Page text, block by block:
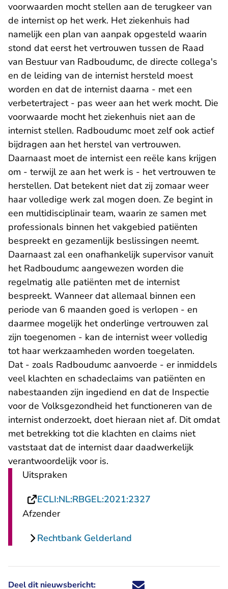
voorwaarden mocht stellen aan de terugkeer van
de internist op het werk. Het ziekenhuis had
namelijk een plan van aanpak opgesteld waarin
stond dat eerst het vertrouwen tussen de Raad
van Bestuur van Radboudumc, de directe collega's
en de leiding van de internist hersteld moest
worden en dat de internist daarna - met een
verbetertraject - pas weer aan het werk mocht. Die
voorwaarde mocht het ziekenhuis niet aan de
internist stellen. Radboudumc moet zelf ook actief
bijdragen aan het herstel van vertrouwen.
Daarnaast moet de internist een reële kans krijgen
om - terwijl ze aan het werk is - het vertrouwen te
herstellen. Dat betekent niet dat zij zomaar weer
haar volledige werk zal mogen doen. Ze begint in
een multidisciplinair team, waarin ze samen met
professionals binnen het vakgebied patiënten
bespreekt en gezamenlijk beslissingen neemt.
Daarnaast zal een onafhankelijk supervisor vanuit
het Radboudumc aangewezen worden die
regelmatig alle patiënten met de internist
bespreekt. Wanneer dat allemaal binnen een
periode van 6 maanden goed is verlopen - en
daarmee mogelijk het onderlinge vertrouwen zal
zijn toegenomen - kan de internist weer volledig
tot haar werkzaamheden worden toegelaten.
Dat - zoals Radboudumc aanvoerde - er inmiddels
veel klachten en schadeclaims van patiënten en
nabestaanden zijn ingediend en dat de Inspectie
voor de Volksgezondheid het functioneren van de
internist onderzoekt, doet hieraan niet af. Dit omdat
met betrekking tot die klachten en claims niet
vaststaat dat de internist daar daadwerkelijk
verantwoordelijk voor is.
Uitspraken
ECLI:NL:RBGEL:2021:2327
Afzender
Rechtbank Gelderland
Deel dit nieuwsbericht: Deel dit nieuwsbericht via X -
Deel dit nieuwsbericht via
Deel dit nieuwsbericht
Deel dit